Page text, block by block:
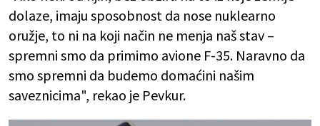
dolaze, imaju sposobnost da nose nuklearno
oružje, to ni na koji način ne menja naš stav –
spremni smo da primimo avione F-35. Naravno da
smo spremni da budemo domaćini našim
saveznicima", rekao je Pevkur.